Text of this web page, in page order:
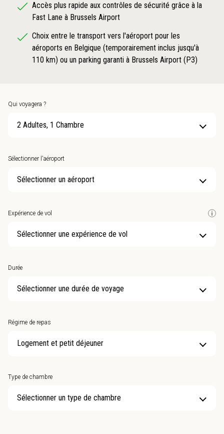
Accès plus rapide aux contrôles de sécurité grâce à la
Fast Lane à Brussels Airport
Choix entre le transport vers l'aéroport pour les
aéroports en Belgique (temporairement inclus jusqu'à
110 km) ou un parking garanti à Brussels Airport (P3)
Qui voyagera ?
2 Adultes, 1 Chambre
Sélectionner l'aéroport
Sélectionner un aéroport
Expérience de vol
Sélectionner une expérience de vol
Durée
Sélectionner une durée de voyage
Régime de repas
Type de chambre
Sélectionner un type de chambre